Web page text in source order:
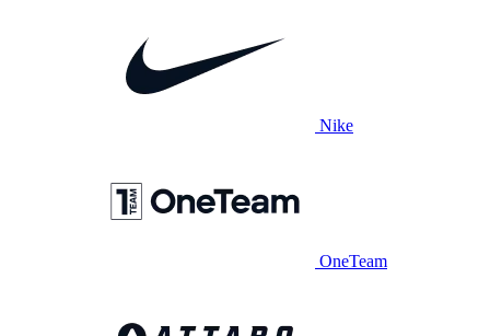
Nike
OneTeam